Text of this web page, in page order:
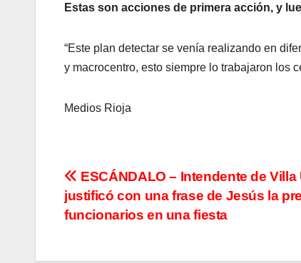
Estas son acciones de primera acción, y
“Este plan detectar se venía realizando en
y macrocentro, esto siempre lo trabajaron los
Medios Rioja
N
a
ESCÁNDALO – Intendente de Villa
justificó con una frase de Jesús la
funcionarios en una fiesta